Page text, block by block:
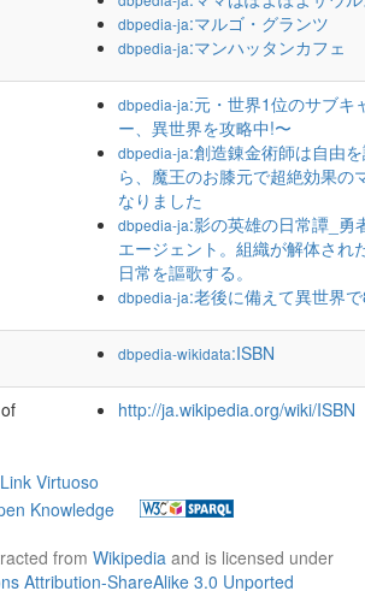
dbpedia-ja:マルゴ・グランツ
dbpedia-ja:マンハッタンカフェ
dbpedia-ja:元・世界1位のサブキ
ー、異世界を攻略中!〜
dbpedia-ja:創造錬金術師は自由
ら、魔王のお膝元で超絶効果の
なりました
dbpedia-ja:影の英雄の日常譚_勇
エージェント。組織が解体され
日常を謳歌する。
dbpedia-ja:老後に備えて異世界
dbpedia-wikidata:ISBN
of http://ja.wikipedia.org/wiki/ISBN
from Wikipedia and is licensed under
Attribution-ShareAlike 3.0 Unported